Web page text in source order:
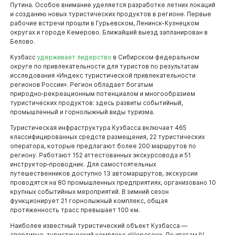
Виртуальнаяприемная
Путина. Особое внимание уделяется разработке летних локаций
и созданию новых туристических продуктов в регионе. Первые
рабочие встречи прошли в Гурьевском, Ленинск-Кузнецком
округах и городе Кемерово. Ближайший выезд запланирован в
Белово.
Кузбасс удерживает лидерство в Сибирском федеральном
округе по привлекательности для туристов по результатам
исследования «Индекс туристической привлекательности
регионов России». Регион обладает богатым
природно‑рекреационным потенциалом и многообразием
туристических продуктов: здесь развиты событийный,
промышленный и горнолыжный виды туризма.
Туристическая инфраструктура Кузбасса включает 465
классифицированных средств размещения, 22 туристических
оператора, которые предлагают более 200 маршрутов по
региону. Работают 152 аттестованных экскурсовода и 51
инструктор‑проводник. Для самостоятельных
путешественников доступно 13 автомаршрутов, экскурсии
проводятся на 80 промышленных предприятиях, организовано 10
крупных событийных мероприятий. В зимний сезон
функционирует 21 горнолыжный комплекс, общая
протяженность трасс превышает 100 км.
Наиболее известный туристический объект Кузбасса —